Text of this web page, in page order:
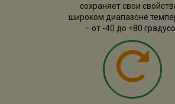
сохраняет свои
широком диапазоне
– от -40 до +80